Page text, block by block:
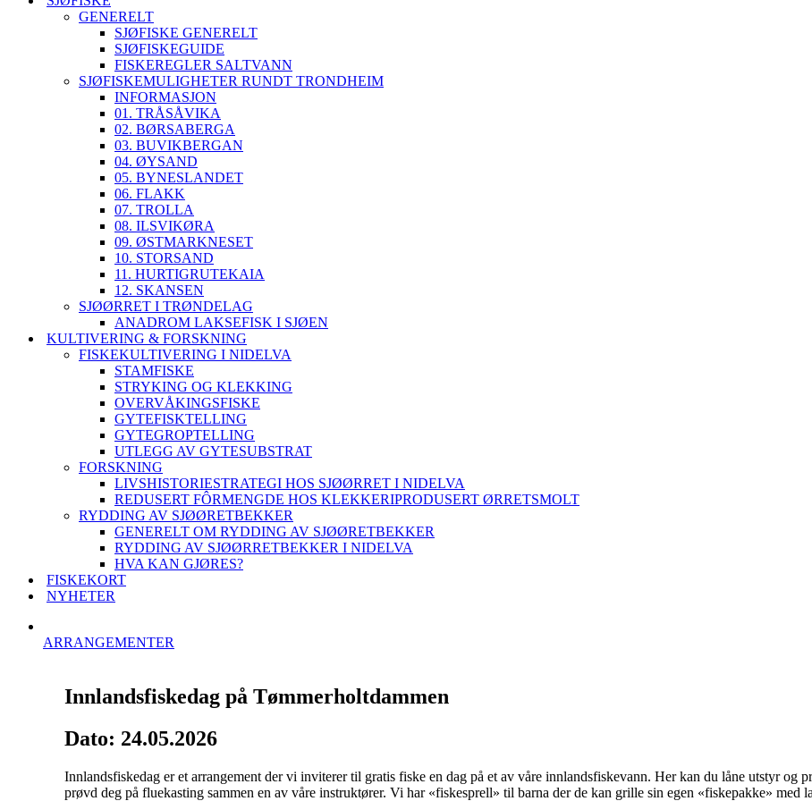
GENERELT
SJØFISKE GENERELT
SJØFISKEGUIDE
FISKEREGLER SALTVANN
SJØFISKEMULIGHETER RUNDT TRONDHEIM
INFORMASJON
01. TRÅSÅVIKA
02. BØRSABERGA
03. BUVIKBERGAN
04. ØYSAND
05. BYNESLANDET
06. FLAKK
07. TROLLA
08. ILSVIKØRA
09. ØSTMARKNESET
10. STORSAND
11. HURTIGRUTEKAIA
12. SKANSEN
SJØØRRET I TRØNDELAG
ANADROM LAKSEFISK I SJØEN
KULTIVERING & FORSKNING
FISKEKULTIVERING I NIDELVA
STAMFISKE
STRYKING OG KLEKKING
OVERVÅKINGSFISKE
GYTEFISKTELLING
GYTEGROPTELLING
UTLEGG AV GYTESUBSTRAT
FORSKNING
LIVSHISTORIESTRATEGI HOS SJØØRRET I NIDELVA
REDUSERT FÔRMENGDE HOS KLEKKERIPRODUSERT ØRRETSMOLT
RYDDING AV SJØØRETBEKKER
GENERELT OM RYDDING AV SJØØRETBEKKER
RYDDING AV SJØØRRETBEKKER I NIDELVA
HVA KAN GJØRES?
FISKEKORT
NYHETER
ARRANGEMENTER
Innlandsfiskedag på Tømmerholtdammen
Dato: 24.05.2026
Innlandsfiskedag er et arrangement der vi inviterer til gratis fiske en dag på et av våre innlandsfiskevann. Her kan du låne utstyr og
prøvd deg på fluekasting sammen en av våre instruktører. Vi har «fiskesprell» til barna der de kan grille sin egen «fiskepakke»